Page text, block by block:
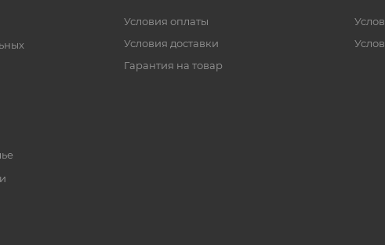
Условия оплаты
Условия доставки
Гарантия на товар